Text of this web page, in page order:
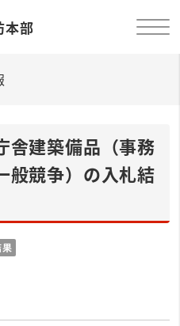
本部
舎建築備品（事務
般競争）の入札結